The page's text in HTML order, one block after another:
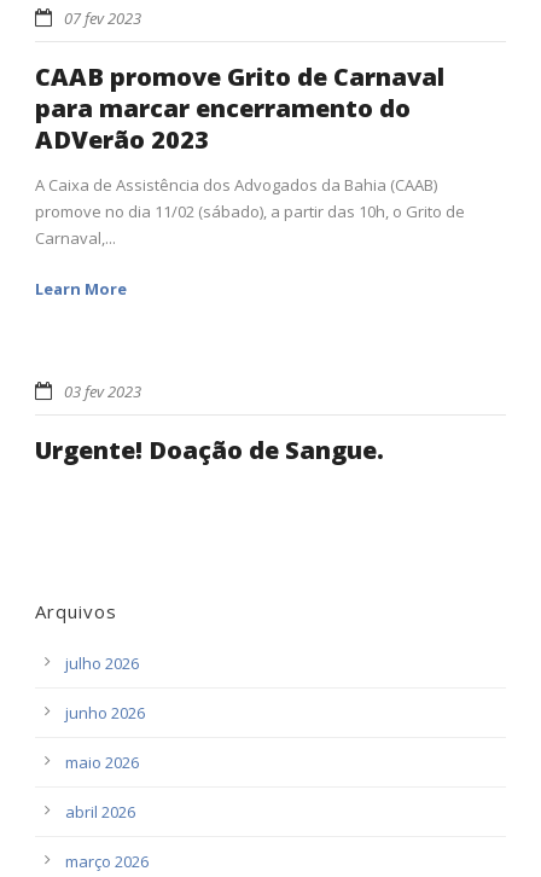
07 fev 2023
CAAB promove Grito de Carnaval
para marcar encerramento do
ADVerão 2023
A Caixa de Assistência dos Advogados da Bahia (CAAB)
promove no dia 11/02 (sábado), a partir das 10h, o Grito de
Carnaval,...
Learn More
03 fev 2023
Urgente! Doação de Sangue.
Arquivos
julho 2026
junho 2026
maio 2026
abril 2026
março 2026